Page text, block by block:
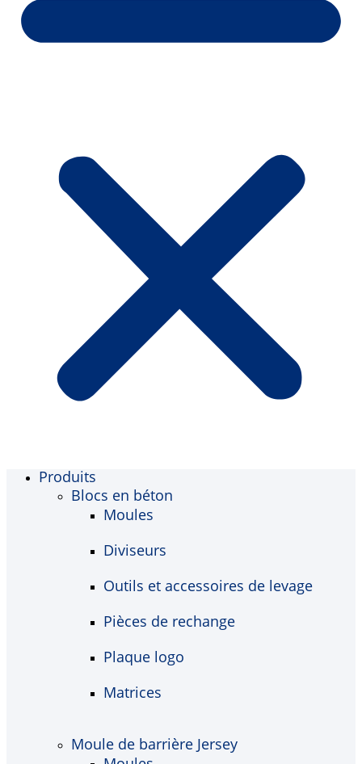
Produits
Blocs en béton
Moules
Diviseurs
Outils et accessoires de levage
Pièces de rechange
Plaque logo
Matrices
Moule de barrière Jersey